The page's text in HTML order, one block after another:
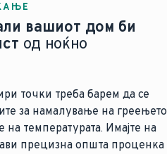
вашиот дом би
од ноќно
точки треба барем да се
за намалување на греењето
температурата. Имајте на
прецизна општа проценка